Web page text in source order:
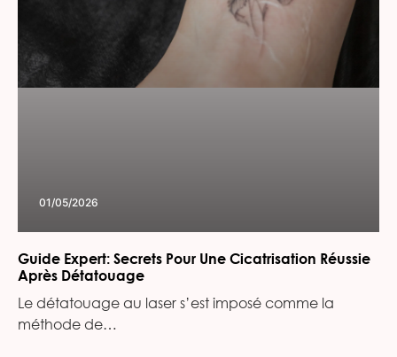
01/05/2026
Guide Expert: Secrets Pour Une Cicatrisation Réussie
Après Détatouage
Le détatouage au laser s’est imposé comme la
méthode de…